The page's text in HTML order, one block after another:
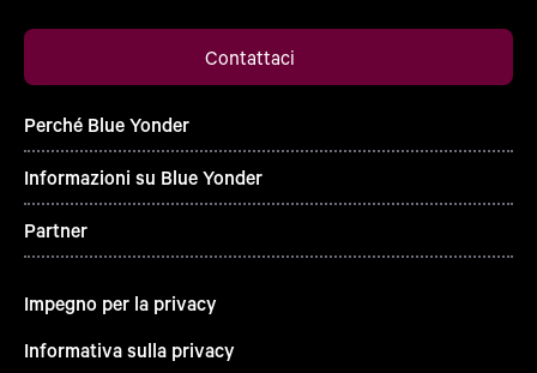
Contattaci
Perché Blue Yonder
Informazioni su Blue Yonder
Partner
Impegno per la privacy
Informativa sulla privacy